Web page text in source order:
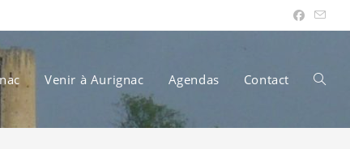
Venir à Aurignac Agendas Contact Toggle